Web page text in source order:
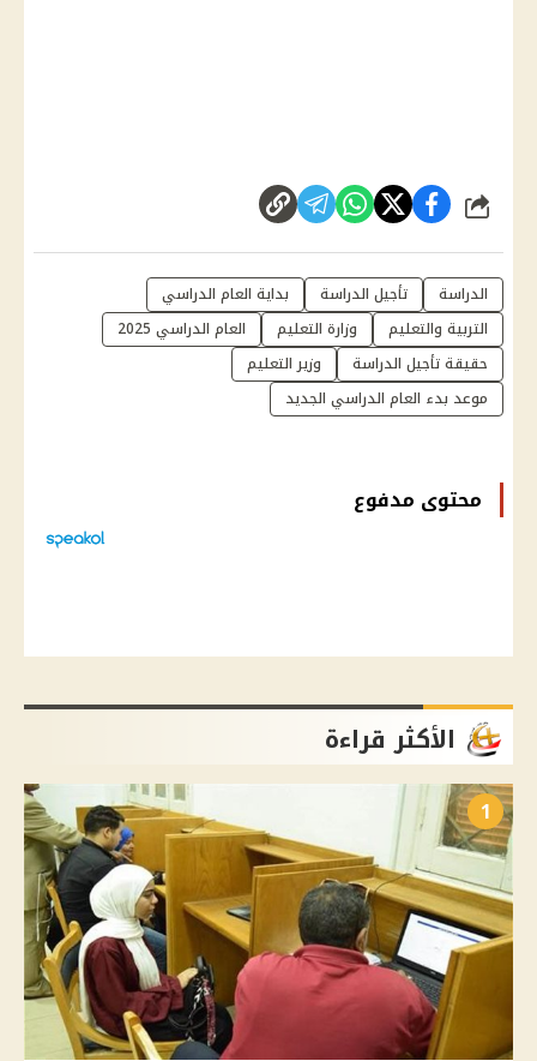
شارك
الدراسة تأجيل الدراسة
بداية العام الدراسي
التربية والتعليم
وزارة التعليم
العام الدراسي 2025
حقيقة تأجيل الدراسة
وزير التعليم
موعد بدء العام الدراسي الجديد
محتوى مدفوع
الأكثر قراءة
1